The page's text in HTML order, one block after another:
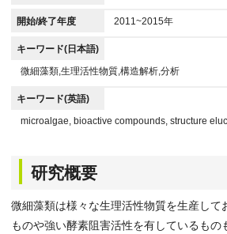
開始/終了年度 2011~2015年
キーワード(日本語)
微細藻類,生理活性物質,構造解析,分析
キーワード(英語)
microalgae, bioactive compounds, structure
研究概要
微細藻類は様々な生理活性物質を生産して
ものや強い酵素阻害活性を有しているもの